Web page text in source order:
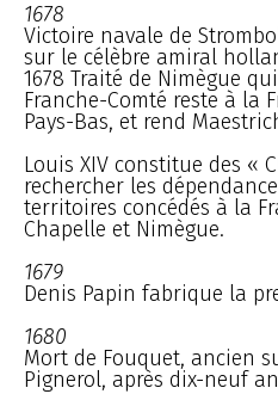
1678
Victoire navale de
sur le célèbre amiral
1678 Traité de Nimègue
Franche-Comté reste à la
Pays-Bas, et rend
Louis XIV constitue des «
rechercher les
territoires concédés à la
Chapelle et Nimègue.
1679
Denis Papin fabrique la
1680
Mort de Fouquet, ancien
Pignerol, après dix-neuf